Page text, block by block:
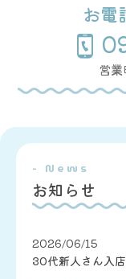
お電
営
- News
お知らせ
2026/06/15
30代新人さん入